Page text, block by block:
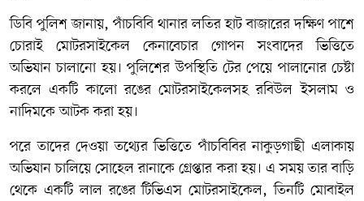
ডিবি পুলিশ জানায়, পাঁচবিবি থানার লতির হাট বাজারের দক্ষিণ পাশে
চোরাই মোটরসাইকেল কেনাবেচার গোপন সংবাদের ভিত্তিতে
অভিযান চালানো হয়। পুলিশের উপস্থিতি টের পেয়ে পালানোর চেষ্টা
করলে একটি কালো রঙের মোটরসাইকেলসহ রবিউল ইসলাম ও
নাদিমকে আটক করা হয়।
পরে তাদের দেওয়া তথ্যের ভিত্তিতে পাঁচবিবির নাকুড়গাছী এলাকায়
অভিযান চালিয়ে সোহেল রানাকে গ্রেপ্তার করা হয়। এ সময় তার বাড়ি
থেকে একটি লাল রঙের টিভিএস মোটরসাইকেল, তিনটি মোবাইল